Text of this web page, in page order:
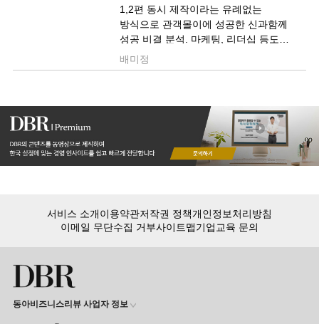
1,2편 동시 제작이라는 유례없는
방식으로 관객몰이에 성공한 신과함께
성공 비결 분석. 마케팅, 리더십 등도
포함
배미정
서비스 소개이용약관저작권 정책개인정보처리방침
이메일 무단수집 거부사이트맵기업교육 문의
동아비즈니스리뷰 사업자 정보